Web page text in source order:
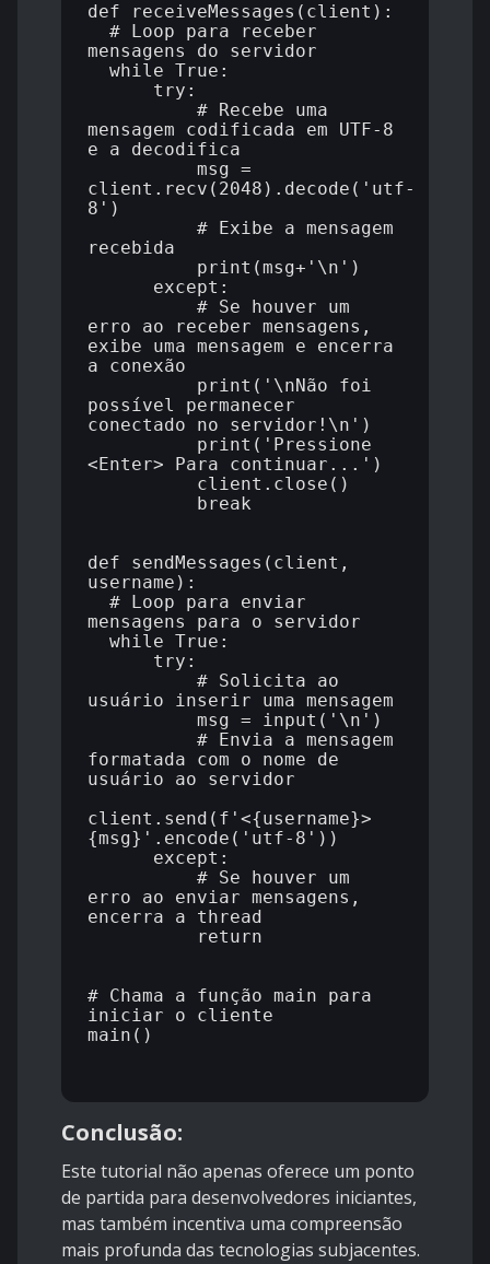
def receiveMessages(client):
# Loop para receber
mensagens do servidor
while True:
try:
# Recebe uma
mensagem codificada em UTF-8
e a decodifica
msg =
client.recv(2048).decode('utf-
8')
# Exibe a mensagem
recebida
print(msg+'\n')
except:
# Se houver um
erro ao receber mensagens,
exibe uma mensagem e encerra
a conexão
print('\nNão foi
possível permanecer
conectado no servidor!\n')
print('Pressione
<Enter> Para continuar...')
client.close()
break
def sendMessages(client,
username):
# Loop para enviar
mensagens para o servidor
while True:
try:
# Solicita ao
usuário inserir uma mensagem
msg = input('\n')
# Envia a mensagem
formatada com o nome de
usuário ao servidor
client.send(f'<{username}>
{msg}'.encode('utf-8'))
except:
# Se houver um
erro ao enviar mensagens,
encerra a thread
return
# Chama a função main para
iniciar o cliente
main()
Conclusão:
Este tutorial não apenas oferece um ponto
de partida para desenvolvedores iniciantes,
mas também incentiva uma compreensão
mais profunda das tecnologias subjacentes.